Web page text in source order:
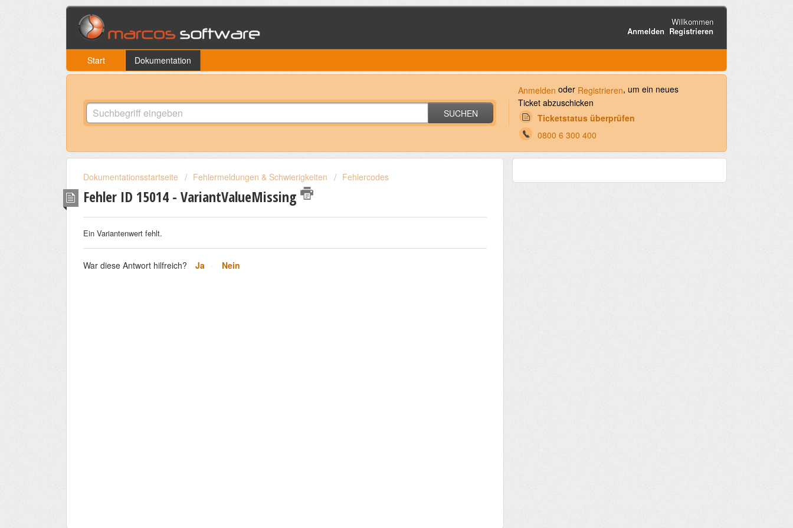
Willkommen
Anmelden Registrieren
Start Dokumentation
SUCHEN
Anmelden oder Registrieren, um ein neues
Ticket abzuschicken
Ticketstatus überprüfen
0800 6 300 400
Dokumentationsstartseite Fehlermeldungen & Schwierigkeiten Fehlercodes
Fehler ID 15014 - VariantValueMissing
Ein Variantenwert fehlt.
War diese Antwort hilfreich? Ja Nein